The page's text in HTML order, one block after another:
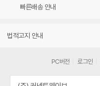
빠른배송 안내
법적고지 안내
PC버전 로그인